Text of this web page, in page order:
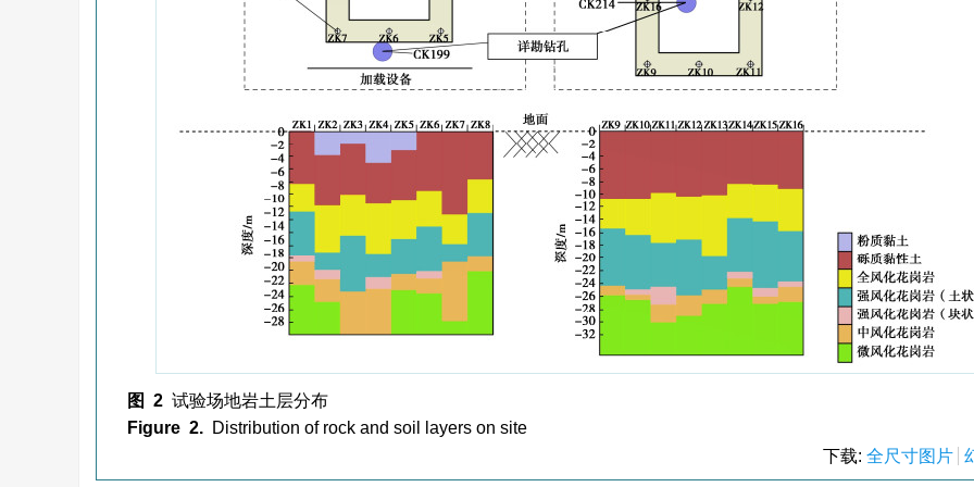
图 2 试验场地岩土层分布
Figure 2. Distribution of rock and soil layers on site
下载: 全尺寸图片